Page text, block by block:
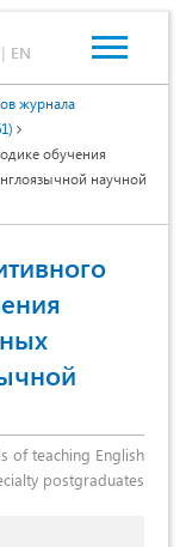
| EN
журнала
обучения
научной
of teaching English
postgraduates